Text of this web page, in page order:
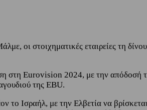
οι στοιχηματικές εταιρείες τη
στη Eurovision 2024, με την απόδοσή
της EBU.
Ισραήλ, με την Ελβετία να